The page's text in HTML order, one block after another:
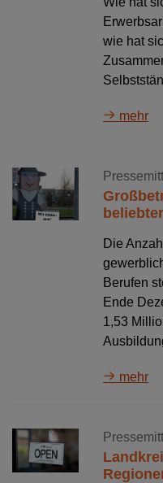
wie hat
mehr
Die
Berufen
Ende
1,53
mehr